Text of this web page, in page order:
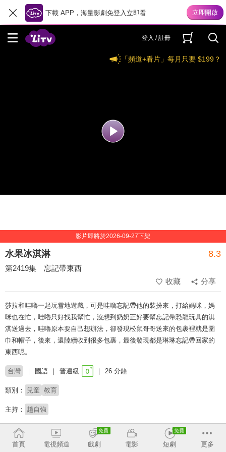
下載 APP，海量影劇免登入立即看
登入 / 註冊
「頻道+看片」每月只要 $199？
影片即將於2026-09-27下架
水果冰淇淋 8.3
第2419集 忘記帶東西
收藏
分享
莎拉和哇嚕一起玩雪地遊戲，可是哇嚕忘記帶他的裝扮來，打給媽咪，媽
咪也在忙，哇嚕只好找我幫忙，沒想到奶奶正好要幫忘記帶恐龍玩具的淇
淇送過去，哇嚕原本要自己想辦法，卻發現松鼠哥哥送來的包裹裡就是圍
巾和帽子，後來，還陸續收到很多包裹，最後發現都是琳琳忘記帶回家的
東西呢。
台灣 國語 普遍級 26 分鐘
類別： 兒童 教育
主持： 趙自強
# 學齡前
首頁 電視頻道 戲劇 電影 短劇 更多